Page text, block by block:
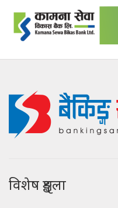
विशेष शृङ्खला